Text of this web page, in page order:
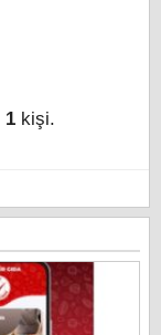
1 kişi.